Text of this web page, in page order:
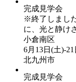
完成見学会
※終了しまし
に、光と静け
小倉南区
6月13日(土)-
北九州市
完成見学会